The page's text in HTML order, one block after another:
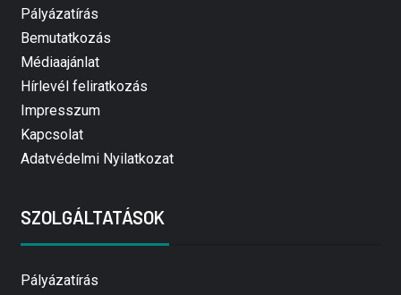
Pályázatírás
Bemutatkozás
Médiaajánlat
Hírlevél feliratkozás
Impresszum
Kapcsolat
Adatvédelmi Nyilatkozat
SZOLGÁLTATÁSOK
Pályázatírás